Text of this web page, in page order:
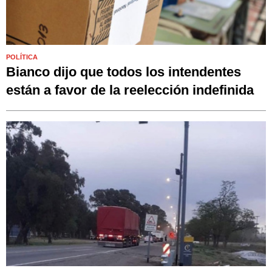
POLÍTICA
Bianco dijo que todos los intendentes
están a favor de la reelección indefinida